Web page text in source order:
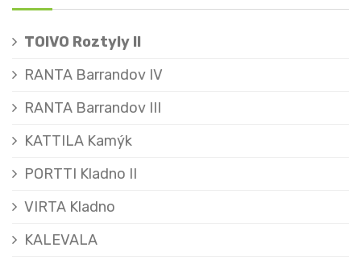
TOIVO Roztyly II
RANTA Barrandov IV
RANTA Barrandov III
KATTILA Kamýk
PORTTI Kladno II
VIRTA Kladno
KALEVALA